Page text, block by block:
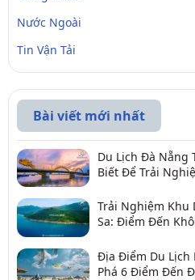
Nước Ngoài
Tin Vận Tải
Bài viết mới nhất
Du Lịch Đà Nẵng
Biết Để Trải
Trải Nghiệm Khu
Sa: Điểm Đến
Địa Điểm Du Lịch
Phá 6 Điểm Đến